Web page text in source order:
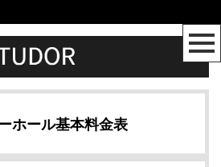
ホール基本料金表